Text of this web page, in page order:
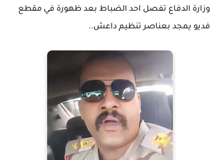
وزارة الدفاع تفصل احد الضباط بعد ظهورة في مقطع
فديو يمجد بعناصر تنظيم داعش..